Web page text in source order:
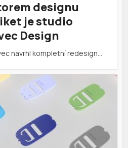
designu
je studio
Design
navrhl kompletní redesign…